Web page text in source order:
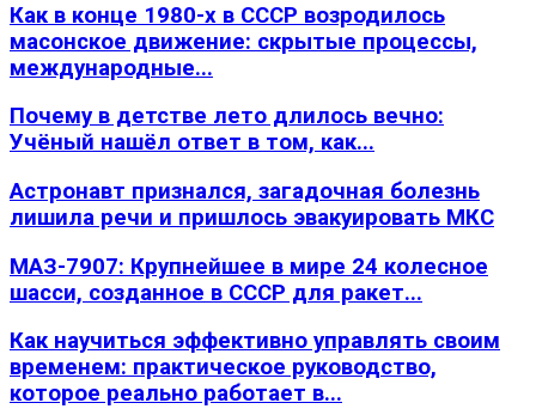
Как в конце 1980-х в СССР возродилось
масонское движение: скрытые процессы,
международные...
Почему в детстве лето длилось вечно:
Учёный нашёл ответ в том, как...
Астронавт признался, загадочная болезнь
лишила речи и пришлось эвакуировать МКС
МАЗ-7907: Крупнейшее в мире 24 колесное
шасси, созданное в СССР для ракет...
Как научиться эффективно управлять своим
временем: практическое руководство,
которое реально работает в...